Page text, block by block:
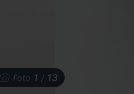
Foto 1 / 13